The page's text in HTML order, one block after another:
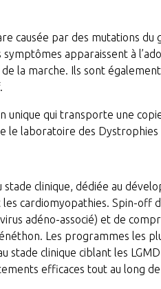
causée par des mutations
apparaissent à
la marche. Ils sont
unique qui transporte une
le laboratoire des
clinique, dédiée au
cardiomyopathies. Spin-off
adéno-associé) et de
Les programmes les
stade clinique ciblant les
efficaces tout au long